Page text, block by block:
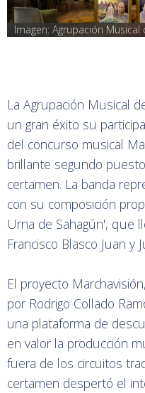
Imagen: Agrupación Musical
La Agrupación Musical
un gran éxito su
del concurso musical
brillante segundo
certamen. La banda
con su composición
Urna de Sahagún', que
Francisco Blasco Juan y
El proyecto
por Rodrigo Collado
una plataforma de
en valor la producción
fuera de los circuitos
certamen despertó el